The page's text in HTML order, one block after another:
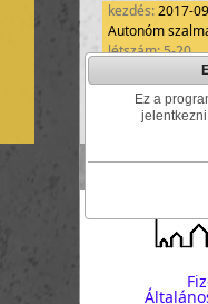
kezdés:2017-
Autonóm
létszám: 5-20
kezdés: 2016-
Autonóm
Ez a